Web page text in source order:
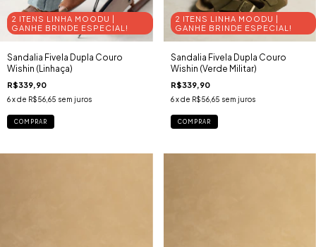
2 ITENS LINHA MOODU |
GANHE BRINDE ESPECIAL!
Sandalia Fivela Dupla Couro
Wishin (Linhaça)
R$339,90
6x de R$56,65 sem juros
COMPRAR
2 ITENS LINHA MOODU |
GANHE BRINDE ESPECIAL!
Sandalia Fivela Dupla Couro
Wishin (Verde Militar)
R$339,90
6 x de R$56,65 sem juros
COMPRAR